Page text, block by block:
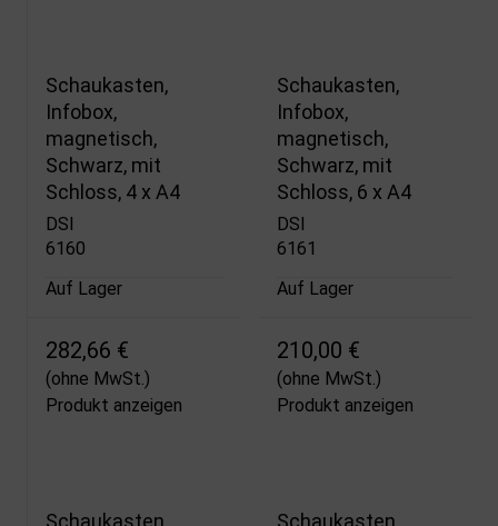
Schaukasten,
Infobox,
magnetisch,
Schwarz, mit
Schloss, 4 x A4
DSI
6160
Auf Lager
282,66 €
(ohne MwSt.)
Produkt anzeigen
Schaukasten,
Infobox,
magnetisch,
Schwarz, mit
Schloss, 6 x A4
DSI
6161
Auf Lager
210,00 €
(ohne MwSt.)
Produkt anzeigen
Schaukasten,
Schaukasten,